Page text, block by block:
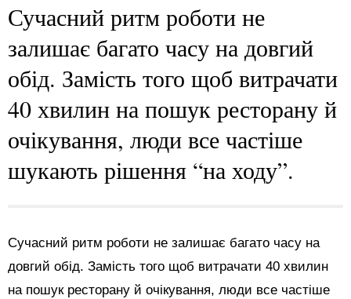
Сучасний ритм роботи не
залишає багато часу на довгий
обід. Замість того щоб витрачати
40 хвилин на пошук ресторану й
очікування, люди все частіше
шукають рішення “на ходу”.
Сучасний ритм роботи не залишає багато часу на
довгий обід. Замість того щоб витрачати 40 хвилин
на пошук ресторану й очікування, люди все частіше